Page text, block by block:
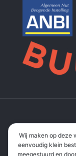
Stichting
Vinciplein 73,
Wij maken op deze
eenvoudig klein
meegestuurd en